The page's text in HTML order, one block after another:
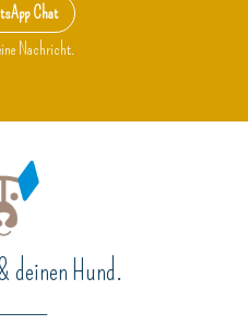
Chat
Nachricht.
deinen Hund.